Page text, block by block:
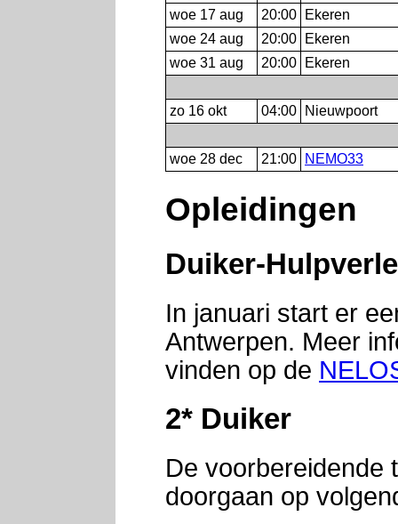
woe 17 aug
20:00
Ekeren
woe 24 aug
20:00
Ekeren
woe 31 aug
20:00 Ekeren
zo 16 okt 04:00 Nieuwpoort
woe 28 dec 21:00 NEMO33
Opleidingen
Duiker-
In januari start er
Antwerpen. Meer
vinden op de
2* Duiker
De voorbereidende
doorgaan op